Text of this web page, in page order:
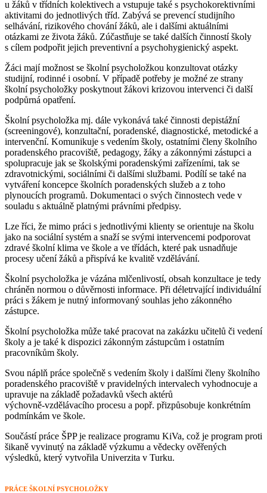
u žáků v třídních kolektivech a vstupuje také s psychokorektivními
aktivitami do jednotlivých tříd. Zabývá se prevencí studijního
selhávání, rizikového chování žáků, ale i dalšími aktuálními
otázkami ze života žáků. Zúčastňuje se také dalších činností školy
s cílem podpořit jejich preventivní a psychohygienický aspekt.
Žáci mají možnost se školní psycholožkou konzultovat otázky
studijní, rodinné i osobní. V případě potřeby je možné ze strany
školní psycholožky poskytnout žákovi krizovou intervenci či další
podpůrná opatření.
Školní psycholožka mj. dále vykonává také činnosti depistážní
(screeningové), konzultační, poradenské, diagnostické, metodické a
intervenční. Komunikuje s vedením školy, ostatními členy školního
poradenského pracoviště, pedagogy, žáky a zákonnými zástupci a
spolupracuje jak se školskými poradenskými zařízeními, tak se
zdravotnickými, sociálními či dalšími službami. Podílí se také na
vytváření koncepce školních poradenských služeb a z toho
plynoucích programů. Dokumentaci o svých činnostech vede v
souladu s aktuálně platnými právními předpisy.
Lze říci, že mimo práci s jednotlivými klienty se orientuje na školu
jako na sociální systém a snaží se svými intervencemi podporovat
zdravé školní klima ve škole a ve třídách, které pak usnadňuje
procesy učení žáků a přispívá ke kvalitě vzdělávání.
Školní psycholožka je vázána mlčenlivostí, obsah konzultace je tedy
chráněn normou o důvěrnosti informace. Při déletrvající individuální
práci s žákem je nutný informovaný souhlas jeho zákonného
zástupce.
Školní psycholožka může také pracovat na zakázku učitelů či vedení
školy a je také k dispozici zákonným zástupcům i ostatním
pracovníkům školy.
Svou náplň práce společně s vedením školy i dalšími členy školního
poradenského pracoviště v pravidelných intervalech vyhodnocuje a
upravuje na základě požadavků všech aktérů
výchovně‑vzdělávacího procesu a popř. přizpůsobuje konkrétním
podmínkám ve škole.
Součástí práce ŠPP je realizace programu KiVa, což je program proti
šikaně vyvinutý na základě výzkumu a vědecky ověřených
výsledků, který vytvořila Univerzita v Turku.
PRÁCE ŠKOLNÍ PSYCHOLOŽKY